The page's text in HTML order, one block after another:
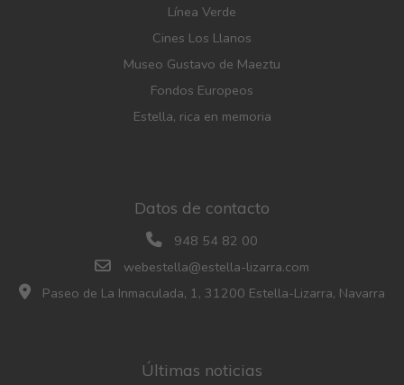
Línea Verde
Cines Los Llanos
Museo Gustavo de Maeztu
Fondos Europeos
Estella, rica en memoria
Datos de contacto
948 54 82 00
webestella@estella-lizarra.com
Paseo de La Inmaculada, 1, 31200 Estella-Lizarra, Navarra
Últimas noticias